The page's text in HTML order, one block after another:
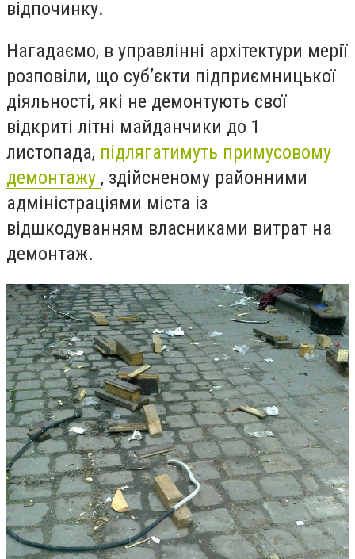
відпочинку.
Нагадаємо, в управлінні архітектури мерії
розповіли, що суб’єкти підприємницької
діяльності, які не демонтують свої
відкриті літні майданчики до 1
листопада, підлягатимуть примусовому
демонтажу , здійсненому районними
адміністраціями міста із
відшкодуванням власниками витрат на
демонтаж.